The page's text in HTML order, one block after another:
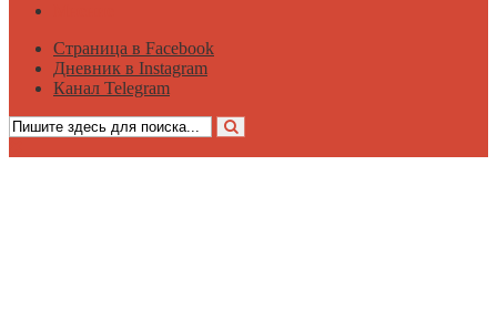
Страница в Facebook
Дневник в Instagram
Канал Telegram